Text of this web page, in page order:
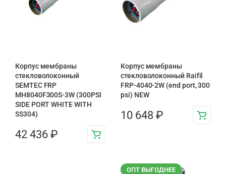
Корпус мембраны
стекловолоконный
SEMTEC FRP
MH8040F300S-3W (300PSI
SIDE PORT WHITE WITH
SS304)
42 436 ₽
Корпус мембраны
стекловолоконный Raifil
FRP-4040-2W (end port, 300
psi) NEW
10 648 ₽
ОПТ ВЫГОДНЕЕ